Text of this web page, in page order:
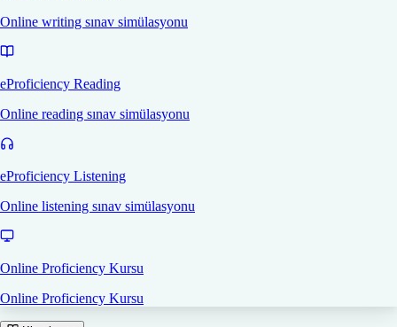
Online writing sınav simülasyonu
eProficiency Reading
Online reading sınav simülasyonu
eProficiency Listening
Online listening sınav simülasyonu
Online Proficiency Kursu
Online Proficiency Kursu